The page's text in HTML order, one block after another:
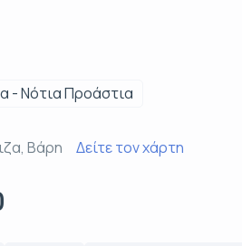
- Νότια Προάστια
Βάρη Δείτε τον χάρτη